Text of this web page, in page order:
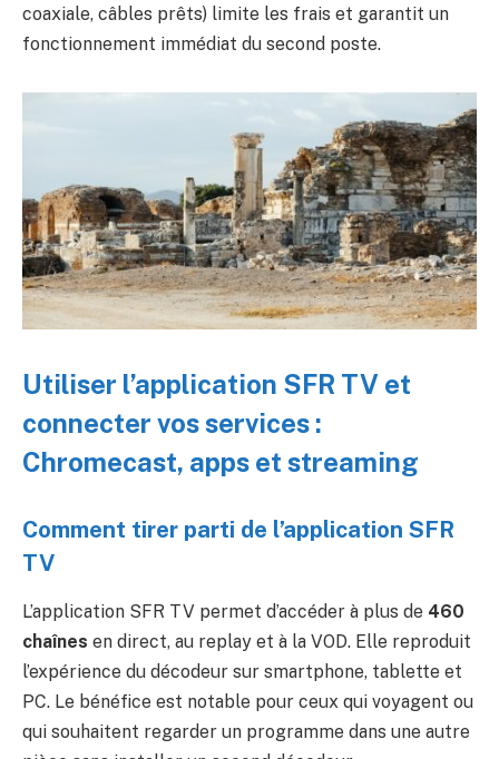
coaxiale, câbles prêts) limite les frais et garantit un
fonctionnement immédiat du second poste.
Utiliser l’application SFR TV et
connecter vos services :
Chromecast, apps et streaming
Comment tirer parti de l’application SFR
TV
L’application SFR TV permet d’accéder à plus de 460
chaînes en direct, au replay et à la VOD. Elle reproduit
l’expérience du décodeur sur smartphone, tablette et
PC. Le bénéfice est notable pour ceux qui voyagent ou
qui souhaitent regarder un programme dans une autre